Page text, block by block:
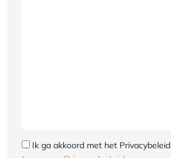
Ik ga akkoord met het Privacybeleid